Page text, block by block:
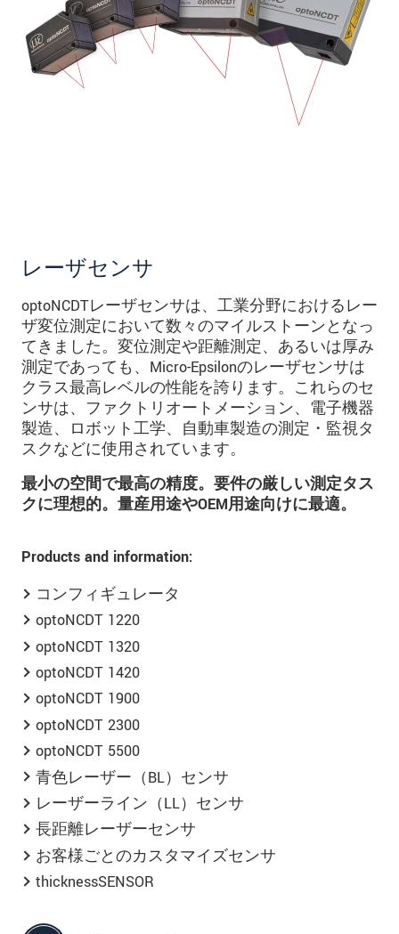
レーザセンサ
optoNCDTレーザセンサは、工業分野におけるレー
ザ変位測定において数々のマイルストーンとなっ
てきました。変位測定や距離測定、あるいは厚み
測定であっても、Micro-Epsilonのレーザセンサは
クラス最高レベルの性能を誇ります。これらのセ
ンサは、ファクトリオートメーション、電子機器
製造、ロボット工学、自動車製造の測定・監視タ
スクなどに使用されています。
最小の空間で最高の精度。要件の厳しい測定タス
クに理想的。量産用途やOEM用途向けに最適。
Products and information:
コンフィギュレータ
optoNCDT 1220
optoNCDT 1320
optoNCDT 1420
optoNCDT 1900
optoNCDT 2300
optoNCDT 5500
青色レーザー（BL）センサ
レーザーライン（LL）センサ
長距離レーザーセンサ
お客様ごとのカスタマイズセンサ
thicknessSENSOR